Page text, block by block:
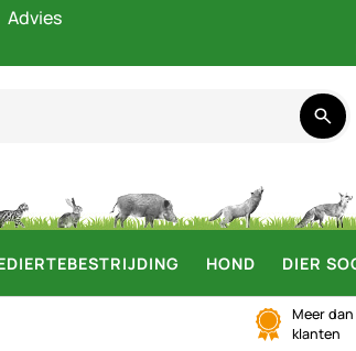
Advies
HOND DIER
Meer
klanten